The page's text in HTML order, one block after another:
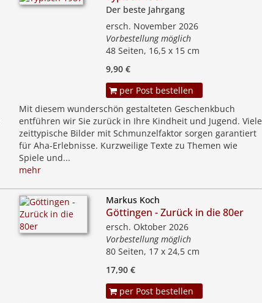
Der beste Jahrgang
ersch. November 2026
Vorbestellung möglich
48 Seiten, 16,5 x 15 cm
9,90 €
per Post bestellen
Mit diesem wunderschön gestalteten Geschenkbuch
entführen wir Sie zurück in Ihre Kindheit und Jugend. Viele
zeittypische Bilder mit Schmunzelfaktor sorgen garantiert
für Aha-Erlebnisse. Kurzweilige Texte zu Themen wie
Spiele und...
mehr
Markus Koch
Göttingen - Zurück in die 80er
ersch. Oktober 2026
Vorbestellung möglich
80 Seiten, 17 x 24,5 cm
17,90 €
per Post bestellen